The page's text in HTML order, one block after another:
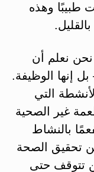
طبيبًا وهذه
نحن نعلم أن
إنها الوظيفة.
التي
غير الصحية
بالنشاط
تحقيق الصحة
تتوقف حتى